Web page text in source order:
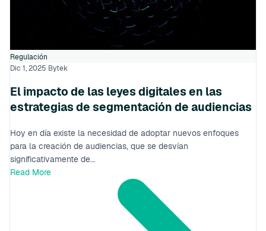
Regulación
Dic 1, 2025 Bytek
El impacto de las leyes digitales en las
estrategias de segmentación de audiencias
Hoy en día existe la necesidad de adoptar nuevos enfoques
para la creación de audiencias, que se desvían
significativamente de...
Read More